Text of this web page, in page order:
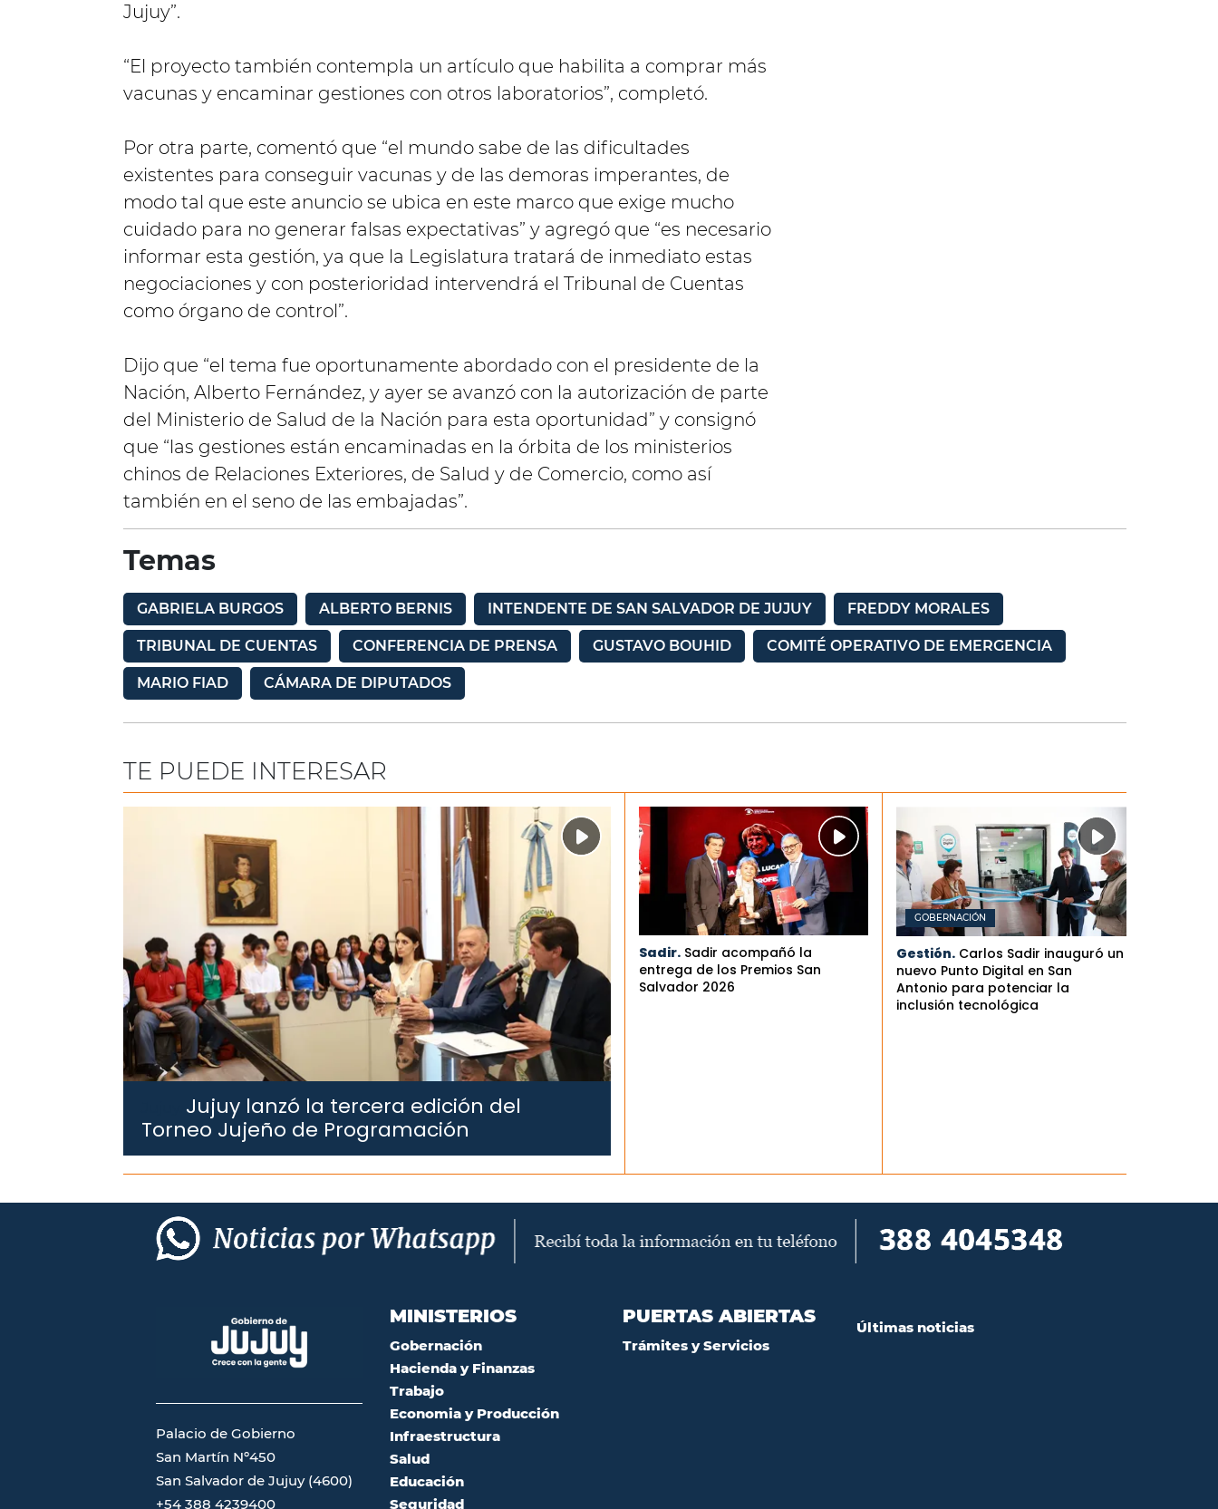
Jujuy”.
“El proyecto también contempla un artículo que habilita a comprar más
vacunas y encaminar gestiones con otros laboratorios”, completó.
Por otra parte, comentó que “el mundo sabe de las dificultades
existentes para conseguir vacunas y de las demoras imperantes, de
modo tal que este anuncio se ubica en este marco que exige mucho
cuidado para no generar falsas expectativas” y agregó que “es necesario
informar esta gestión, ya que la Legislatura tratará de inmediato estas
negociaciones y con posterioridad intervendrá el Tribunal de Cuentas
como órgano de control”.
Dijo que “el tema fue oportunamente abordado con el presidente de la
Nación, Alberto Fernández, y ayer se avanzó con la autorización de parte
del Ministerio de Salud de la Nación para esta oportunidad” y consignó
que “las gestiones están encaminadas en la órbita de los ministerios
chinos de Relaciones Exteriores, de Salud y de Comercio, como así
también en el seno de las embajadas”.
Temas
GABRIELA BURGOS ALBERTO BERNIS INTENDENTE DE SAN SALVADOR DE JUJUY FREDDY MORALES
TRIBUNAL DE CUENTAS CONFERENCIA DE PRENSA GUSTAVO BOUHID COMITÉ OPERATIVO DE EMERGENCIA
MARIO FIAD CÁMARA DE DIPUTADOS
TE PUEDE INTERESAR
Jujuy lanzó la tercera edición del
Torneo Jujeño de Programación
Sadir. Sadir acompañó la
entrega de los Premios San
Salvador 2026
GOBERNACIÓN
Gestión. Carlos Sadir inauguró un
nuevo Punto Digital en San
Antonio para potenciar la
inclusión tecnológica
Palacio de Gobierno
San Martín Nº450
San Salvador de Jujuy (4600)
+54 388 4239400
MINISTERIOS
Gobernación
Hacienda y Finanzas
Trabajo
Economia y Producción
Infraestructura
Salud
Educación
Seguridad
PUERTAS ABIERTAS
Trámites y Servicios
Últimas noticias